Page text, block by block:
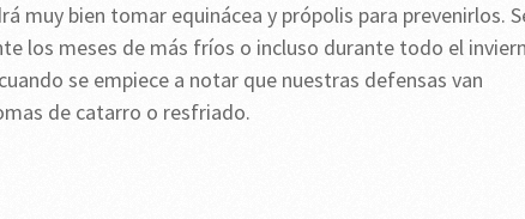
muy bien tomar equinácea y própolis para prevenirlos.
los meses de más fríos o incluso durante todo el
se empiece a notar que nuestras defensas van
de catarro o resfriado.